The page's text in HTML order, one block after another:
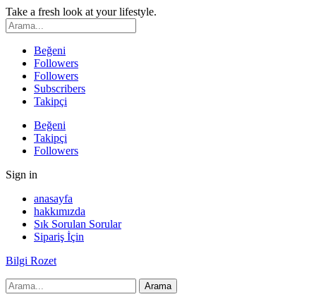
Take a fresh look at your lifestyle.
Beğeni
Followers
Followers
Subscribers
Takipçi
Beğeni
Takipçi
Followers
Sign in
anasayfa
hakkımızda
Sık Sorulan Sorular
Sipariş İçin
Bilgi Rozet